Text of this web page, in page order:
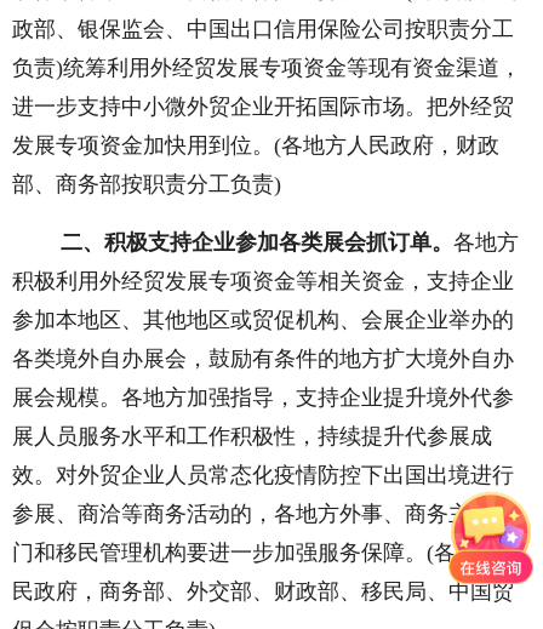
政部、银保监会、中国出口信用保险公司按职责分工
负责)统筹利用外经贸发展专项资金等现有资金渠道，
进一步支持中小微外贸企业开拓国际市场。把外经贸
发展专项资金加快用到位。(各地方人民政府，财政
部、商务部按职责分工负责)
二、积极支持企业参加各类展会抓订单。 各地方
积极利用外经贸发展专项资金等相关资金，支持企业
参加本地区、其他地区或贸促机构、会展企业举办的
各类境外自办展会，鼓励有条件的地方扩大境外自办
展会规模。各地方加强指导，支持企业提升境外代参
展人员服务水平和工作积极性，持续提升代参展成
效。对外贸企业人员常态化疫情防控下出国出境进行
参展、商洽等商务活动的，各地方外事、商务主管部
门和移民管理机构要进一步加强服务保障。(各地方人
民政府，商务部、外交部、财政部、移民局、中国贸